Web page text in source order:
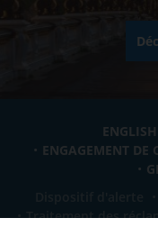
ENGAGEMENT DE
Traitement des